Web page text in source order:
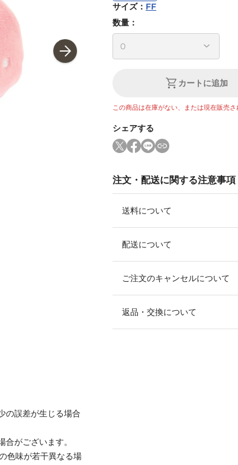
サイズ： FF
数量：
カートに追加
この商品は在庫がない、または現在販売さ
シェアする
注文・配送に関する注意事項
送料について
配送について
ご注文のキャンセルについて
返品・交換について
の誤差が生じる場合
がございます。
色味が若干異なる場